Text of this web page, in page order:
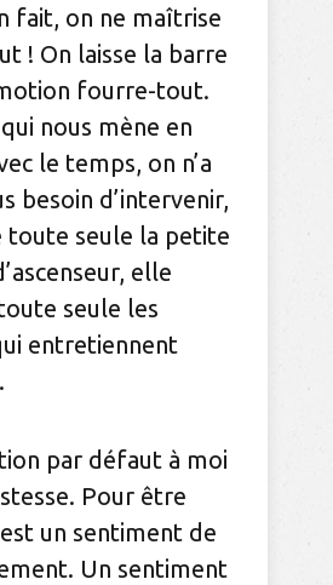
fait, on ne maîtrise
! On laisse la barre
fourre-tout.
nous mène en
le temps, on n’a
besoin d’intervenir,
toute seule la petite
elle
seule les
entretiennent
par défaut à moi
Pour être
un sentiment de
Un sentiment